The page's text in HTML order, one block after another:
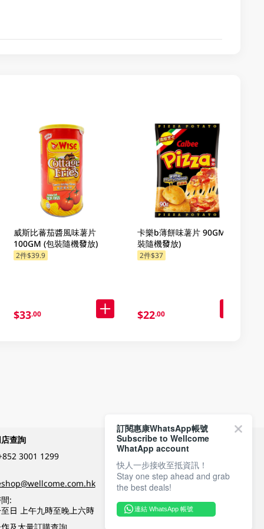
威斯比蕃茄醬風味薯片
100GM (包裝隨機發放)
2件$39.9
$33.00
卡樂b薄餅味薯片 90GM (包
裝隨機發放)
2件$37
$22.00
查詢
3001 1299
:
日 上午九時至晚上六時
付款方式
關注我們
訂閱惠康WhatsApp帳號
Subscribe to Wellcome
WhatApp account
快人一步接收至抵資訊！
Stay one step ahead and grab
the best deals!
連結 WhatsApp 帳號